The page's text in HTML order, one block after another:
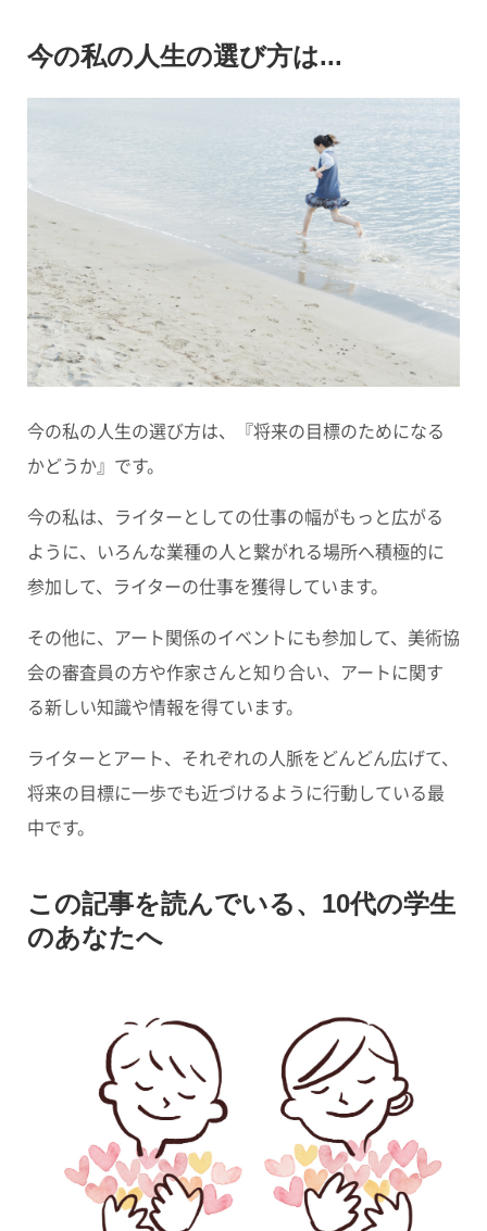
今の私の人生の選び方は...
今の私の人生の選び方は、
『将来の目標のためになる
かどうか』 です。
今の私は、ライターとしての仕事の幅がもっと広がる
ように、いろんな業種の人と繋がれる場所へ積極的に
参加して、ライターの仕事を獲得しています。
その他に、アート関係のイベントにも参加して、美術協
会の審査員の方や作家さんと知り合い、アートに関す
る新しい知識や情報を得ています。
ライターとアート、それぞれの人脈をどんどん広げて、
将来の目標に一歩でも近づけるように行動している最
中です。
この記事を読んでいる、10代の学生
のあなたへ